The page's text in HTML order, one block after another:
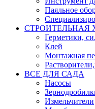
Паяльное
СТРОИТЕЛЬНАЯ
Герметики,
Клей
Монтажная
ВСЕ ДЛЯ САДА
Насосы
Измельчители